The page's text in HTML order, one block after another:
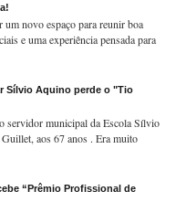
um novo espaço para reunir boa
e uma experiência pensada para
Sílvio Aquino perde o "Tio
servidor municipal da Escola Sílvio
aos 67 anos . Era muito
“Prêmio Profissional de